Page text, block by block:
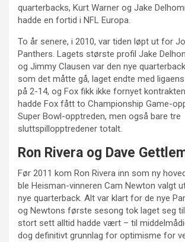
quarterbacks, Kurt Warner og Jake
hadde en fortid i NFL Europa.
To år senere, i 2010, var tiden løpt ut for
Panthers. Lagets største profil Jake
og Jimmy Clausen var den nye
som det måtte gå, laget endte med
på 2-14, og Fox fikk ikke fornyet
hadde Fox fått to Championship Game-
Super Bowl-opptreden, men også bare tre
sluttspillopptredener totalt.
Ron Rivera og Dave
Før 2011 kom Ron Rivera inn som ny
ble Heisman-vinneren Cam Newton valgt
nye quarterback. Alt var klart for de nye
og Newtons første sesong tok laget seg
stort sett alltid hadde vært – til
dog definitivt grunnlag for optimisme for